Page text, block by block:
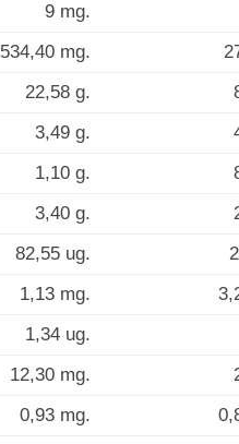
9 mg.
534,40 mg.
22,58 g.
3,49 g.
1,10 g.
3,40 g.
82,55 ug.
1,13 mg.
1,34 ug.
12,30 mg.
0,93 mg.